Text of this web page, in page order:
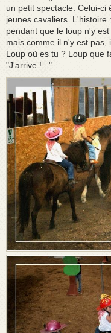
un petit spectacle. Celui-ci
jeunes cavaliers. L'histoire
pendant que le loup n'y
mais comme il n'y est pas,
Loup où es tu ? Loup que
"J'arrive !..."